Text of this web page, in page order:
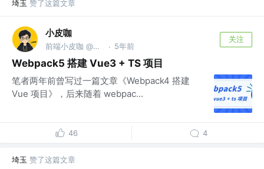
埼玉 赞了这篇文章
小皮咖
前端小皮咖 @资深前端砖家 · 5年前
关注
Webpack5 搭建 Vue3 + TS 项目
笔者两年前曾写过一篇文章《Webpack4 搭建
Vue 项目》，后来随着 webpac...
46 4
埼玉 赞了这篇文章